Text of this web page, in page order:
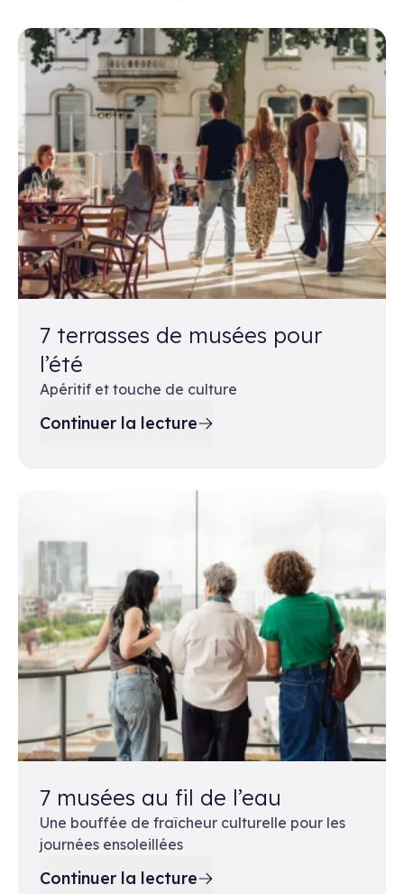
7 terrasses de musées pour
l’été
Apéritif et touche de culture
Continuer la lecture
7 musées au fil de l’eau
Une bouffée de fraîcheur culturelle pour les
journées ensoleillées
Continuer la lecture